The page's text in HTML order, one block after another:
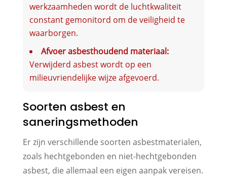
werkzaamheden wordt de luchtkwaliteit
constant gemonitord om de veiligheid te
waarborgen.
Afvoer asbesthoudend materiaal:
Verwijderd asbest wordt op een
milieuvriendelijke wijze afgevoerd.
Soorten asbest en
saneringsmethoden
Er zijn verschillende soorten asbestmaterialen,
zoals hechtgebonden en niet-hechtgebonden
asbest, die allemaal een eigen aanpak vereisen.